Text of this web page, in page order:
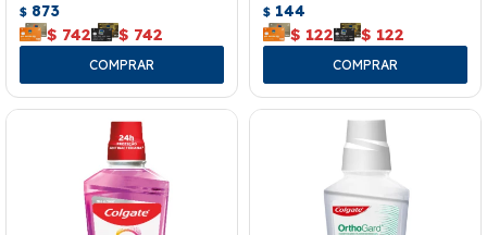
$ 873
$ 742 $ 742
$ 144
$ 122 $ 122